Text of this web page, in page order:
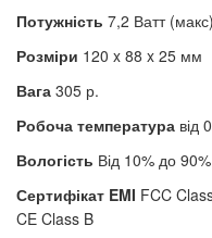
Потужність 7,2 Ватт (макс)
Розміри 120 x 88 x 25 мм
Вага 305 р.
Робоча температура від
Вологість Від 10% до
Сертифікат EMI FCC
CE Class B